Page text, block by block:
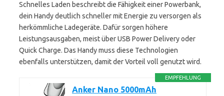
Schnelles Laden beschreibt die Fähigkeit einer Powerbank,
dein Handy deutlich schneller mit Energie zu versorgen als
herkömmliche Ladegeräte. Dafür sorgen höhere
Leistungsausgaben, meist über USB Power Delivery oder
Quick Charge. Das Handy muss diese Technologien
ebenfalls unterstützen, damit der Vorteil voll genutzt wird.
EMPFEHLUNG
Anker Nano 5000mAh